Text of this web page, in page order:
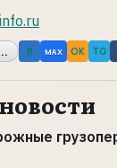
B MAX OK TG